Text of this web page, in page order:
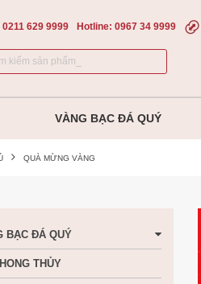
0211 629 9999 Hotline: 0967 34 9999
VÀNG BẠC ĐÁ QUÝ
QUÀ MỪNG VÀNG
BẠC ĐÁ QUÝ
THỦY